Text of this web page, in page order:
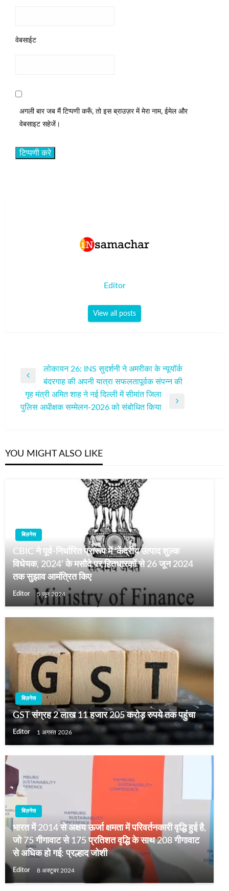
वेबसाईट
अगली बार जब मैं टिप्पणी करूँ, तो इस ब्राउज़र में मेरा नाम, ईमेल और
वेबसाइट सहेजें।
Editor
View all posts
नेविगेशन
Previous
Post
लोकायन 26: INS सुदर्शनी ने अमरीका के न्यूयॉर्क
बंदरगाह की अपनी यात्रा सफलतापूर्वक संपन्‍न की
Next
गृह मंत्री अमित शाह ने नई दिल्ली में सीमांत जिला
पुलिस अधीक्षक सम्मेलन-2026 को संबोधित किया
YOU MIGHT ALSO LIKE
बिज़नेस
CBIC ने पूर्व-निर्धारित प्रारूप में ‘केंद्रीय उत्पाद शुल्क
विधेयक, 2024’ के मसौदे पर हितधारकों से 26 जून 2024
तक सुझाव आमंत्रित किए
Editor 5 जून 2024
बिज़नेस
GST संग्रह 2 लाख 11 हजार 205 करोड़ रुपये तक पहुंचा
Editor 1 अगस्त 2026
बिज़नेस
भारत में 2014 से अक्षय ऊर्जा क्षमता में परिवर्तनकारी वृद्धि हुई है,
जो 75 गीगावाट से 175 प्रतिशत वृद्धि के साथ 208 गीगावाट
से अधिक हो गई: प्रल्हाद जोशी
Editor 8 अक्टूबर 2024